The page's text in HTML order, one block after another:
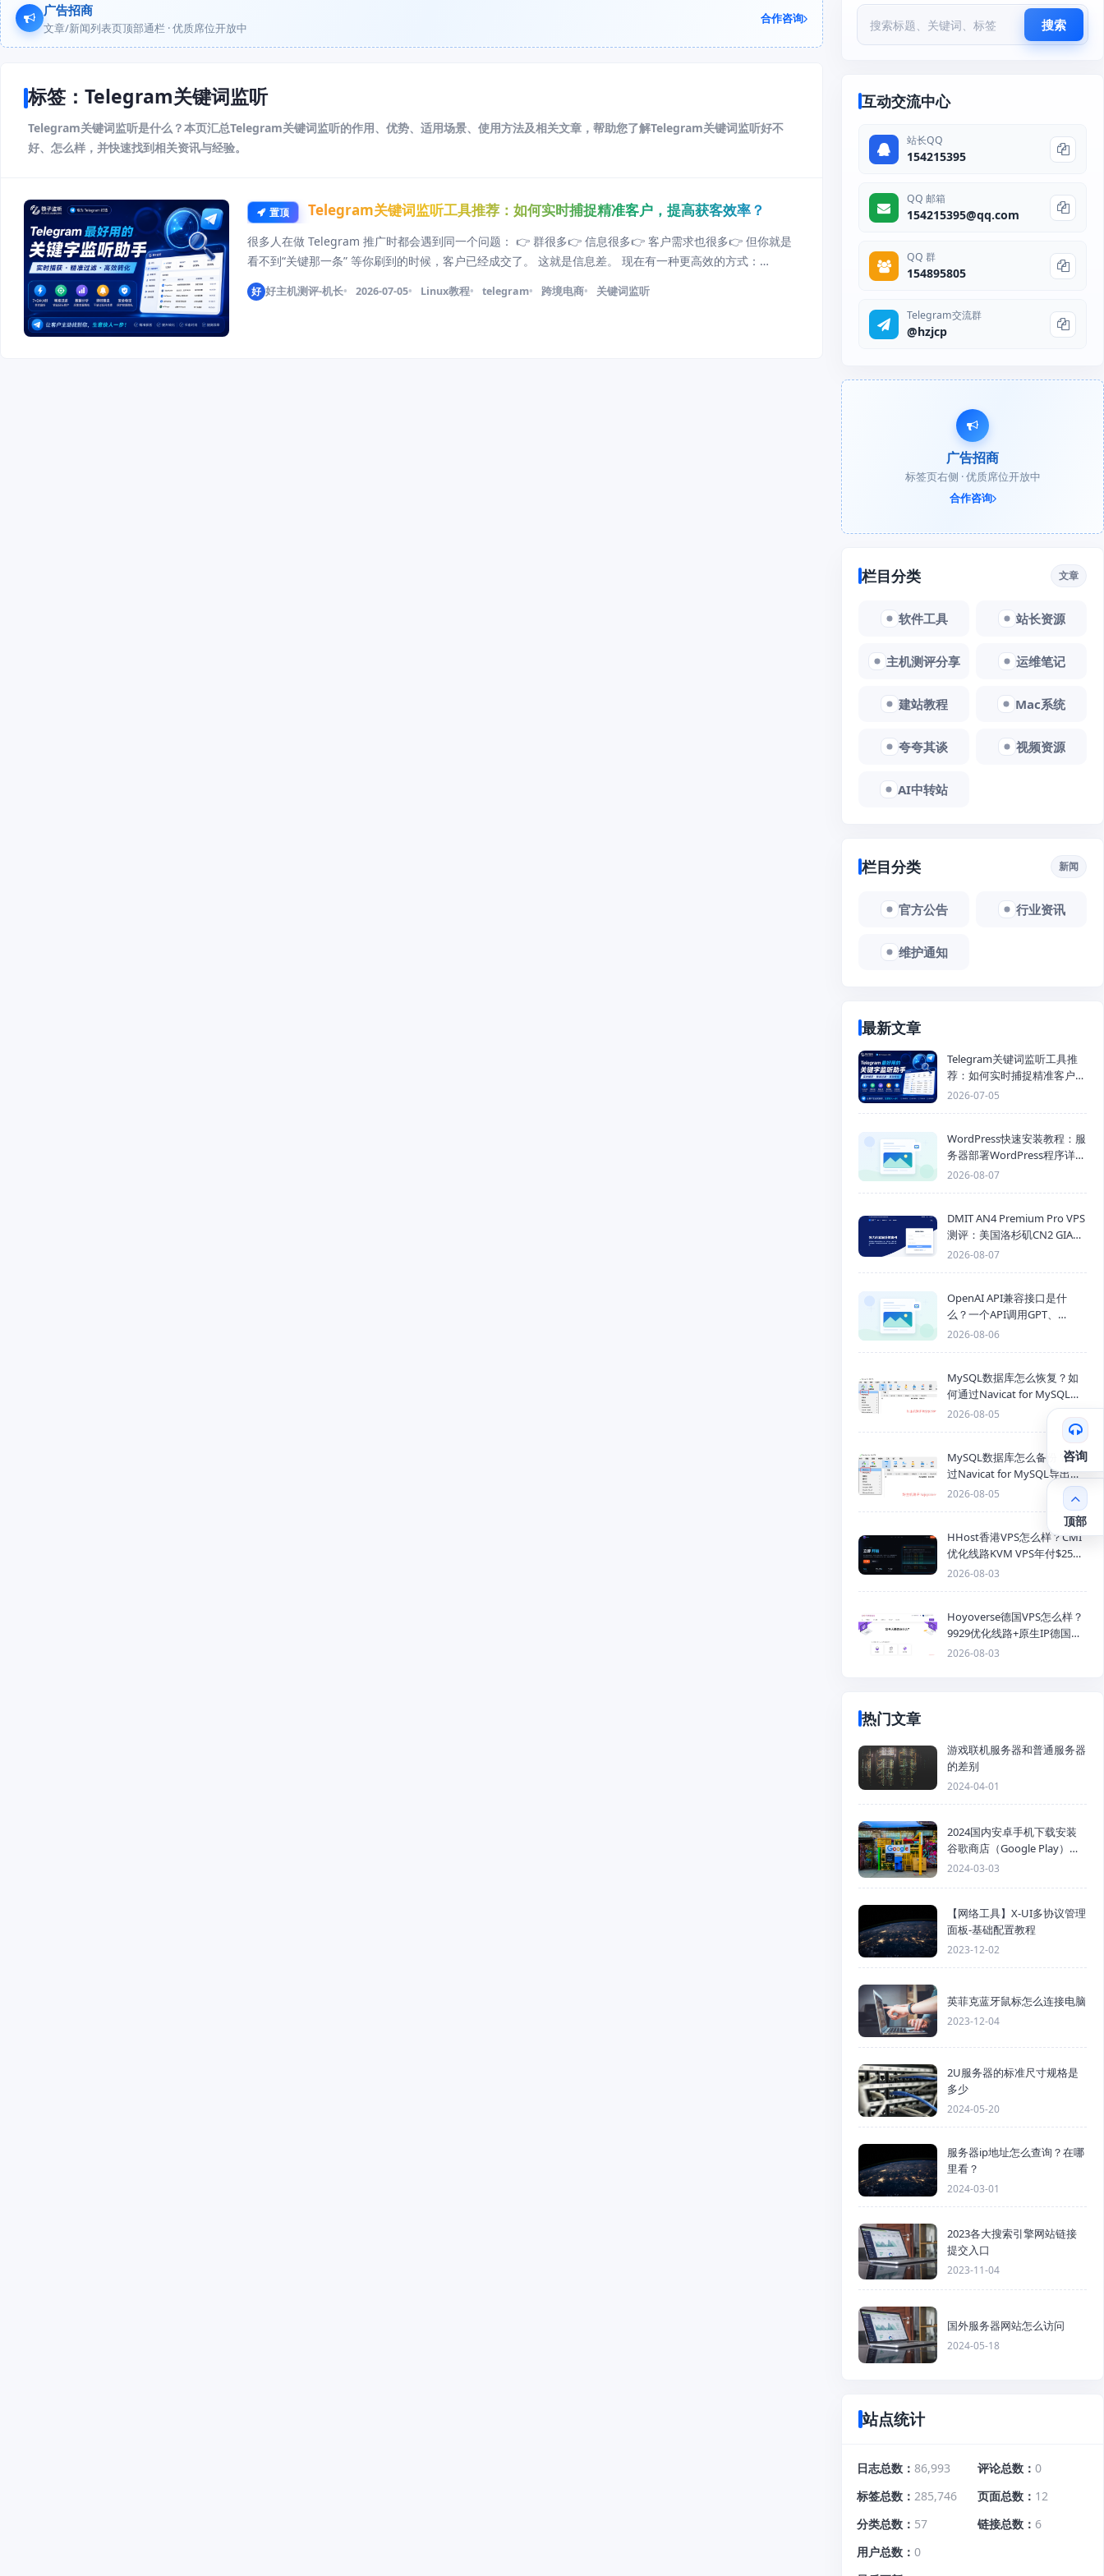
广告招商
文章/新闻列表页顶部通栏 · 优质席位开放中
合作咨询
标签：Telegram关键词监听
Telegram关键词监听是什么？本页汇总Telegram关键词监听的作用、优势、适用场景、使用方法及相关文章，帮助您了解Telegram关键词监听好不
好、怎么样，并快速找到相关资讯与经验。
置顶 Telegram关键词监听工具推荐：如何实时捕捉精准客户，提高获客效率？
很多人在做 Telegram 推广时都会遇到同一个问题： 👉 群很多👉 信息很多👉 客户需求也很多👉 但你就是
看不到“关键那一条” 等你刷到的时候，客户已经成交了。 这就是信息差。 现在有一种更高效的方式：
Telegram关键词监听获客工具 @kuaizi168Bot 比如「筷子监听」，它的作用很简单： 当有人在 Te
好 好主机测评-机长 2026-07-05 Linux教程 telegram 跨境电商 关键词监听
搜索
互动交流中心
站长QQ
154215395
QQ 邮箱
154215395@qq.com
QQ 群
154895805
Telegram交流群
@hzjcp
广告招商
标签页右侧 · 优质席位开放中
合作咨询
栏目分类 文章
软件工具 站长资源
主机测评分享 运维笔记
建站教程 Mac系统
夸夸其谈 视频资源
AI中转站
栏目分类 新闻
官方公告 行业资讯
维护通知
最新文章
Telegram关键词监听工具推
荐：如何实时捕捉精准客户，
提高获客效率？
2026-07-05
WordPress快速安装教程：服
务器部署WordPress程序详细
步骤
2026-08-07
DMIT AN4 Premium Pro VPS
测评：美国洛杉矶CN2 GIA三
网优化线路性能测试
2026-08-07
OpenAI API兼容接口是什
么？一个API调用GPT、
Claude、Gemini、DeepSeek
2026-08-06
MySQL数据库怎么恢复？如
何通过Navicat for MySQL导
入SQL备份文件
2026-08-05
MySQL数据库怎么备份？通
过Navicat for MySQL导出
Mysql数据库为SQL格式备份
2026-08-05
HHost香港VPS怎么样？CMI
优化线路KVM VPS年付$25
起，4GB内存优惠套餐
2026-08-03
Hoyoverse德国VPS怎么样？
9929优化线路+原生IP德国
KVM VPS推荐
2026-08-03
热门文章
游戏联机服务器和普通服务器
的差别
2024-04-01
2024国内安卓手机下载安装
谷歌商店（Google Play）详
细步骤
2024-03-03
【网络工具】X-UI多协议管理
面板-基础配置教程
2023-12-02
英菲克蓝牙鼠标怎么连接电脑
2023-12-04
2U服务器的标准尺寸规格是
多少
2024-05-20
服务器ip地址怎么查询？在哪
里看？
2024-03-01
2023各大搜索引擎网站链接
提交入口
2023-11-04
国外服务器网站怎么访问
2024-05-18
站点统计
日志总数 86,993 评论总数
0
标签总数
285,746 页面总数
12
分类总数
57 链接总数
6
用户总数
0
咨询
顶部